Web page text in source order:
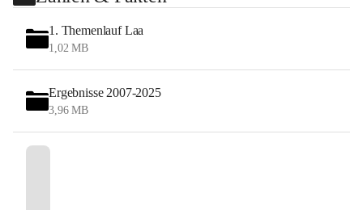
1. Themenlauf Laa
1,02 MB
Ergebnisse 2007-2025
3,96 MB